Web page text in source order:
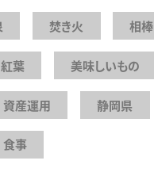
焚き火 相棒
紅葉 美味しいもの
資産運用 静岡県
食事